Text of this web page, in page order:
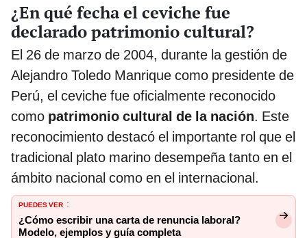
¿En qué fecha el ceviche fue
declarado patrimonio cultural?
El 26 de marzo de 2004, durante la gestión de
Alejandro Toledo Manrique como presidente de
Perú, el ceviche fue oficialmente reconocido
como patrimonio cultural de la nación. Este
reconocimiento destacó el importante rol que el
tradicional plato marino desempeña tanto en el
ámbito nacional como en el internacional.
PUEDES VER :
¿Cómo escribir una carta de renuncia laboral?
Modelo, ejemplos y guía completa